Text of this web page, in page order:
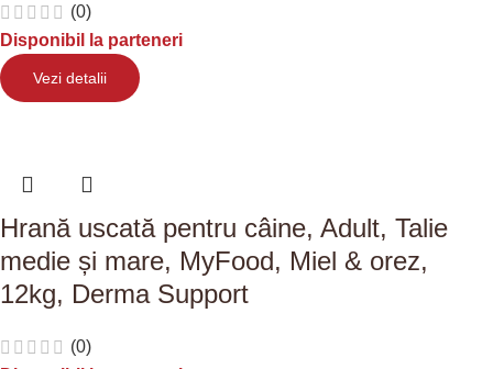
(0)
Disponibil la parteneri
Vezi detalii
Hrană uscată pentru câine, Adult, Talie
medie și mare, MyFood, Miel & orez,
12kg, Derma Support
(0)